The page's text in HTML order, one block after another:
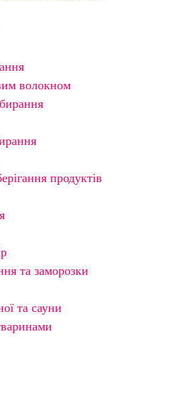
волокном
продуктів
та заморозки
та сауни